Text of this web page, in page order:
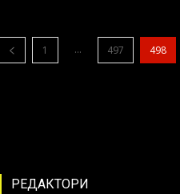
1 ... 497 498
РЕДАКТОРИ